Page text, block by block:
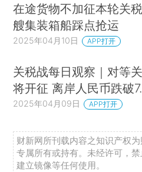
在途货物不加征本轮关
艘集装箱船踩点抢运
2025年04月10日 APP打开
关税战每日观察｜对等
将开征 离岸人民币跌破
2025年04月09日 APP打开
财新网所刊载内容之知识产权
专属所有或持有。未经许可，
建立镜像等任何使用。